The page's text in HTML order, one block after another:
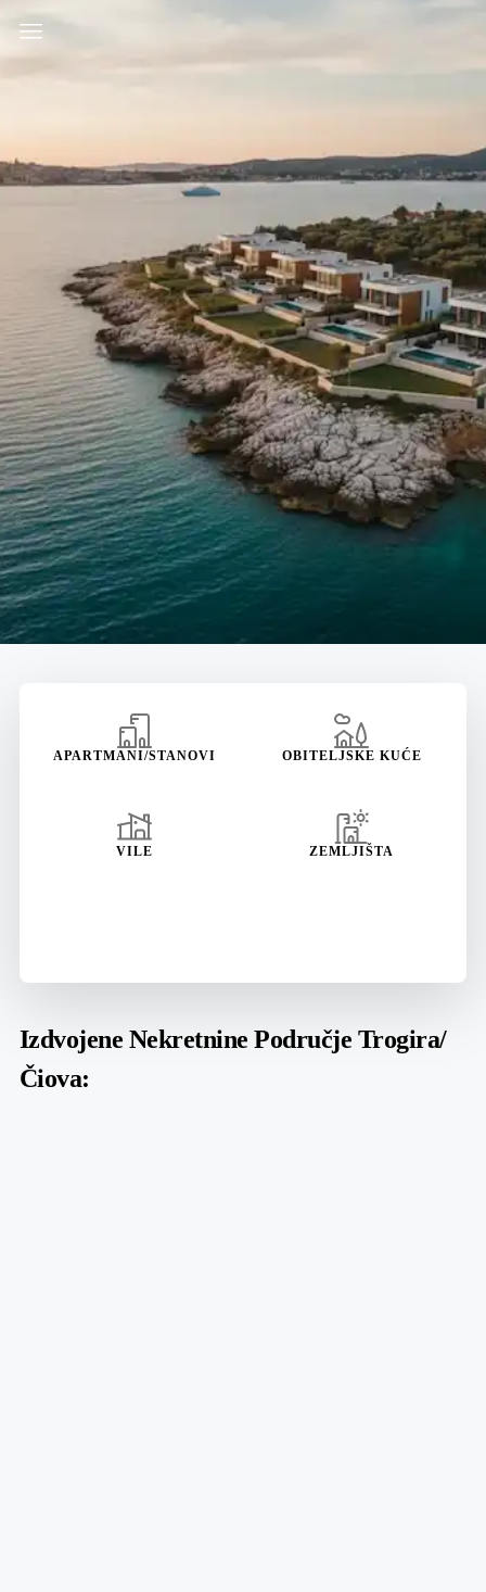
APARTMANI/STANOVI OBITELJSKE KUĆE
VILE ZEMLJIŠTA
Izdvojene Nekretnine Područje Trogira/
Čiova: